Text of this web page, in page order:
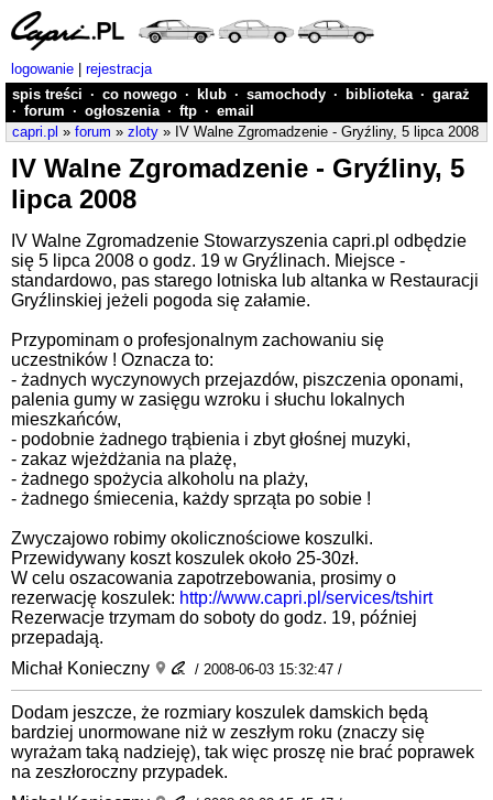
logowanie
rejestracja
spis treści · co nowego · klub · samochody · biblioteka · garaż
· forum · ogłoszenia · ftp · email
capri.pl » forum » zloty » IV Walne Zgromadzenie - Gryźliny, 5 lipca 2008
IV Walne Zgromadzenie - Gryźliny, 5
lipca 2008
IV Walne Zgromadzenie Stowarzyszenia capri.pl odbędzie
się 5 lipca 2008 o godz. 19 w Gryźlinach. Miejsce -
standardowo, pas starego lotniska lub altanka w Restauracji
Gryźlinskiej jeżeli pogoda się załamie.
Przypominam o profesjonalnym zachowaniu się
uczestników ! Oznacza to:
- żadnych wyczynowych przejazdów, piszczenia oponami,
palenia gumy w zasięgu wzroku i słuchu lokalnych
mieszkańców,
- podobnie żadnego trąbienia i zbyt głośnej muzyki,
- zakaz wjeżdżania na plażę,
- żadnego spożycia alkoholu na plaży,
- żadnego śmiecenia, każdy sprząta po sobie !
Zwyczajowo robimy okolicznościowe koszulki.
Przewidywany koszt koszulek około 25-30zł.
W celu oszacowania zapotrzebowania, prosimy o
rezerwację koszulek: http://www.capri.pl/services/tshirt
Rezerwacje trzymam do soboty do godz. 19, później
przepadają.
Michał Konieczny
/ 2008-06-03 15:32:47 /
Dodam jeszcze, że rozmiary koszulek damskich będą
bardziej unormowane niż w zeszłym roku (znaczy się
wyrażam taką nadzieję), tak więc proszę nie brać poprawek
na zeszłoroczny przypadek.